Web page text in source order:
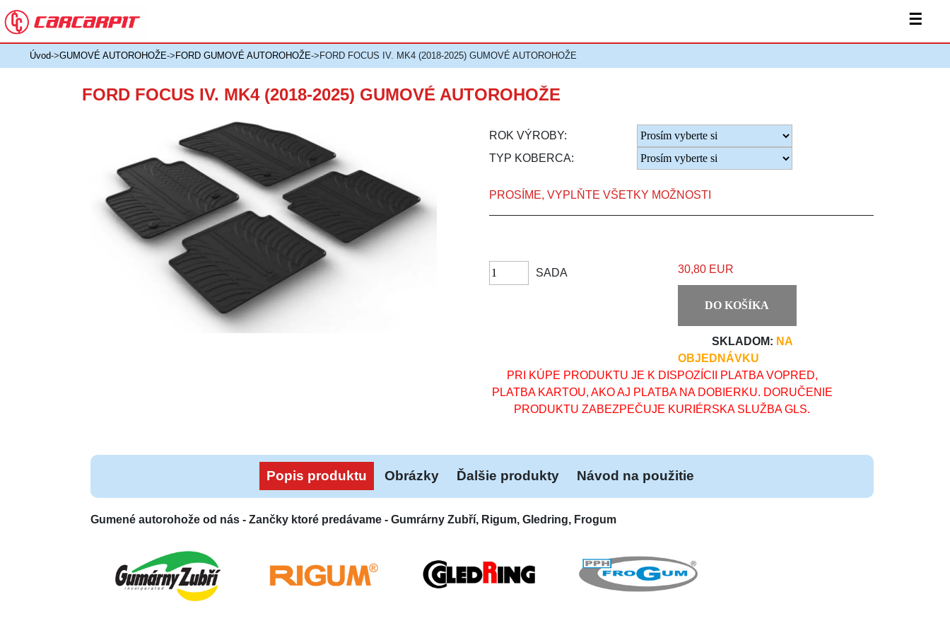
☰
Úvod->GUMOVÉ AUTOROHOŽE-> FORD GUMOVÉ AUTOROHOŽE->FORD FOCUS IV. MK4 (2018-2025) GUMOVÉ AUTOROHOŽE
FORD FOCUS IV. MK4 (2018-2025) GUMOVÉ AUTOROHOŽE
ROK VÝROBY:
TYP KOBERCA:
PROSÍME, VYPLŇTE VŠETKY MOŽNOSTI
SADA 30,80 EUR
DO KOŠÍKA
SKLADOM: NA
OBJEDNÁVKU
PRI KÚPE PRODUKTU JE K DISPOZÍCII PLATBA VOPRED,
PLATBA KARTOU, AKO AJ PLATBA NA DOBIERKU. DORUČENIE
PRODUKTU ZABEZPEČUJE KURIÉRSKA SLUŽBA GLS.
Popis produktu Obrázky Ďalšie produkty Návod na použitie
Gumené autorohože od nás - Zančky ktoré predávame - Gumrárny Zubří, Rigum, Gledring, Frogum